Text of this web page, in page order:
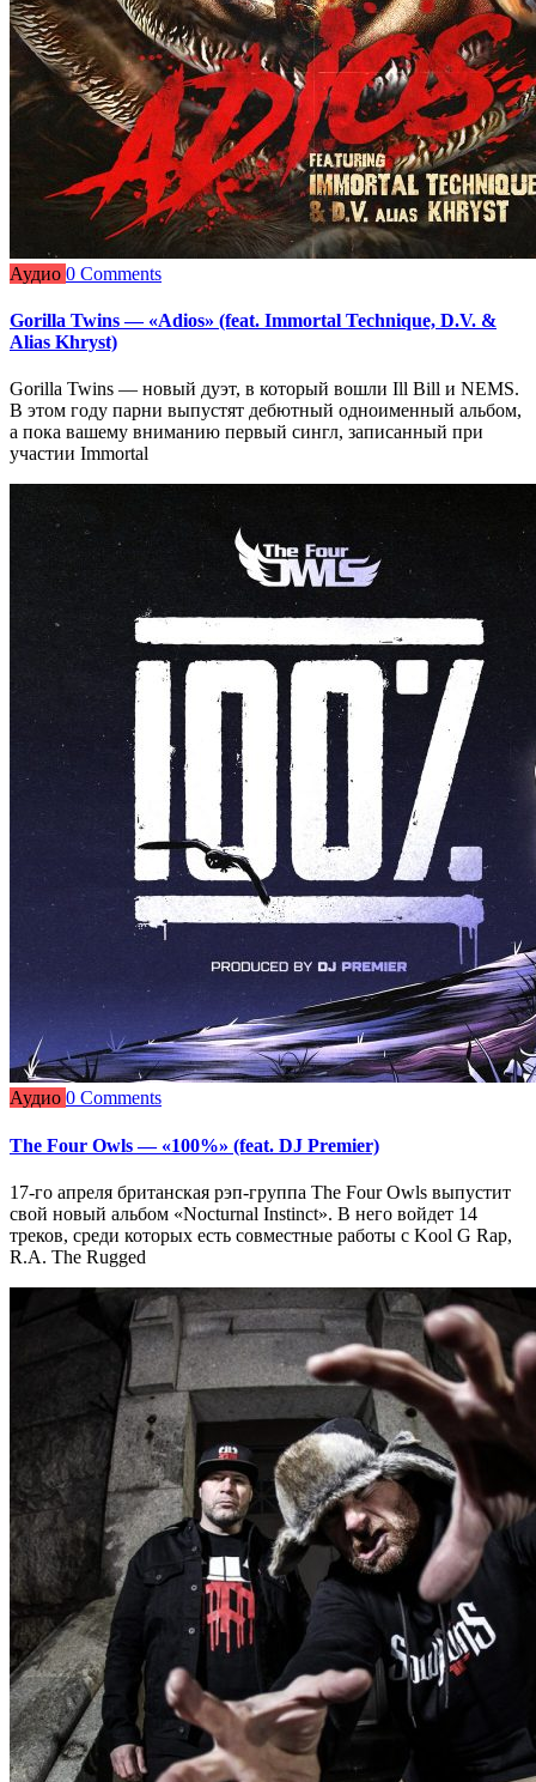
Аудио 0 Comments
Gorilla Twins — «Adios» (feat. Immortal Technique, D.V. &
Alias Khryst)
Gorilla Twins — новый дуэт, в который вошли Ill Bill и NEMS.
В этом году парни выпустят дебютный одноименный альбом,
а пока вашему вниманию первый сингл, записанный при
участии Immortal
Аудио 0 Comments
The Four Owls — «100%» (feat. DJ Premier)
17-го апреля британская рэп-группа The Four Owls выпустит
свой новый альбом «Nocturnal Instinct». В него войдет 14
треков, среди которых есть совместные работы с Kool G Rap,
R.A. The Rugged